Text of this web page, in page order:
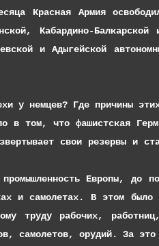
Красная Армия
Кабардино-Балкарской
и Адыгейской
немцев? Где причины этих
том, что фашистская
свои резервы и
Европы, до
и самолетах. В этом
труду рабочих,
самолетов, орудий. За